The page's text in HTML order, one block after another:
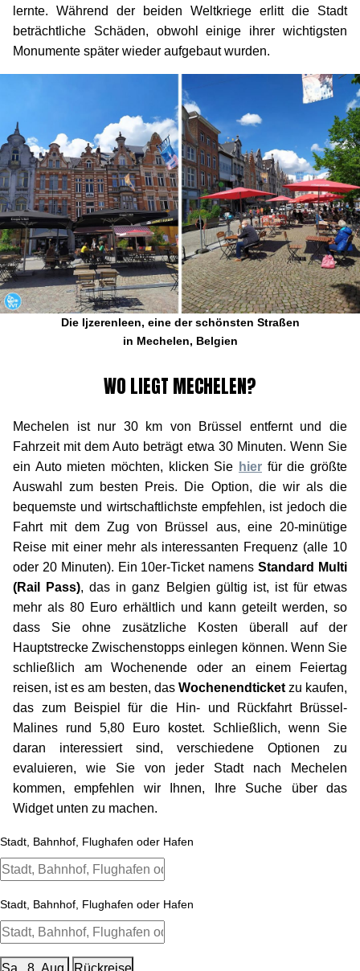
lernte. Während der beiden Weltkriege erlitt die Stadt
beträchtliche Schäden, obwohl einige ihrer wichtigsten
Monumente später wieder aufgebaut wurden.
Die Ijzerenleen, eine der schönsten Straßen
in Mechelen, Belgien
WO LIEGT MECHELEN?
Mechelen ist nur 30 km von Brüssel entfernt und die
Fahrzeit mit dem Auto beträgt etwa 30 Minuten. Wenn Sie
ein Auto mieten möchten, klicken Sie hier für die größte
Auswahl zum besten Preis. Die Option, die wir als die
bequemste und wirtschaftlichste empfehlen, ist jedoch die
Fahrt mit dem Zug von Brüssel aus, eine 20-minütige
Reise mit einer mehr als interessanten Frequenz (alle 10
oder 20 Minuten). Ein 10er-Ticket namensStandard Multi
(Rail Pass), das in ganz Belgien gültig ist, ist für etwas
mehr als 80 Euro erhältlich und kann geteilt werden, so
dass Sie ohne zusätzliche Kosten überall auf der
Hauptstrecke Zwischenstopps einlegen können. Wenn Sie
schließlich am Wochenende oder an einem Feiertag
reisen, ist es am besten, das Wochenendticketzu kaufen,
das zum Beispiel für die Hin- und Rückfahrt Brüssel-
Malines rund 5,80 Euro kostet. Schließlich, wenn Sie
daran interessiert sind, verschiedene Optionen zu
evaluieren, wie Sie von jeder Stadt nach Mechelen
kommen, empfehlen wir Ihnen, Ihre Suche über das
Widget unten zu machen.
Sa., 8. Aug.